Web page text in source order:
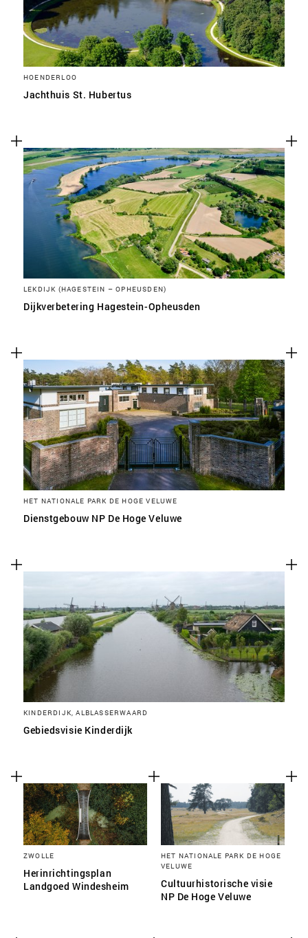
HOENDERLOO
Jachthuis St. Hubertus
LEKDIJK (HAGESTEIN – OPHEUSDEN)
Dijkverbetering Hagestein-Opheusden
HET NATIONALE PARK DE HOGE VELUWE
Dienstgebouw NP De Hoge Veluwe
KINDERDIJK, ALBLASSERWAARD
Gebiedsvisie Kinderdijk
ZWOLLE
Herinrichtingsplan
Landgoed Windesheim
HET NATIONALE PARK DE HOGE
VELUWE
Cultuurhistorische visie
NP De Hoge Veluwe